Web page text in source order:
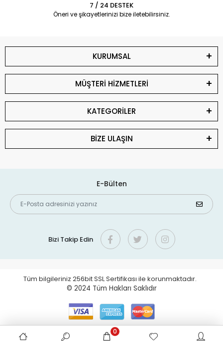
7 / 24 DESTEK
Öneri ve şikayetlerinizi bize iletebilirsiniz.
KURUMSAL
MÜŞTERİ HİZMETLERİ
KATEGORİLER
BİZE ULAŞIN
E-Bülten
Bizi Takip Edin
Tüm bilgileriniz 256bit SSL Sertifikası ile korunmaktadır.
© 2024 Tüm Hakları Saklıdır
0